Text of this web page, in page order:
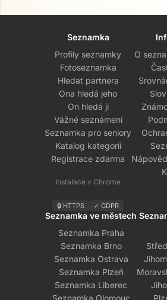
Seznamka
Profily seznamky
Fotoseznamka
Hledat partnera
Ona hledá jeho
On hledá ji
Vážné seznámení
Seznamka pro seniory
Katalog kategorií
Registrace zdarma
Instalace v Chrome
🔒 HTTPS ✓ GDPR
O
Seznamka ve městech
Seznamka Praha
Seznamka Brno
Seznamka Ostrava
Seznamka Plzeň
Seznamka Liberec
Seznamka Olomouc